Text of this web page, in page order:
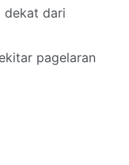
dekat dari
pagelaran